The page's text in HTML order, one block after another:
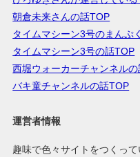
朝倉未来さんの話TOP
タイムマシーン3号のまんぷ
タイムマシーン3号の話TOP
西堀ウォーカーチャンネル
バキ童チャンネルの話TOP
運営者情報
趣味で色々サイトをつくっ